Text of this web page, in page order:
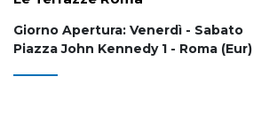
Giorno Apertura: Venerdì - Sabato
Piazza John Kennedy 1 - Roma (Eur)